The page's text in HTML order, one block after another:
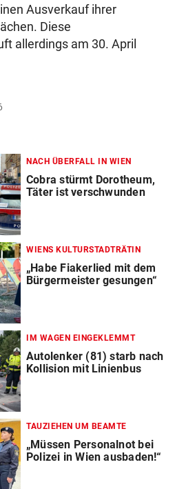
Ausverkauf ihrer
Diese
allerdings am 30. April
NACH ÜBERFALL IN WIEN
Cobra stürmt Dorotheum,
Täter ist verschwunden
WIENS KULTURSTADTRÄTIN
„Habe Fiakerlied mit dem
Bürgermeister gesungen“
IM WAGEN EINGEKLEMMT
Autolenker (81) starb nach
Kollision mit Linienbus
TAUZIEHEN UM BEAMTE
„Müssen Personalnot bei
Polizei in Wien ausbaden!“